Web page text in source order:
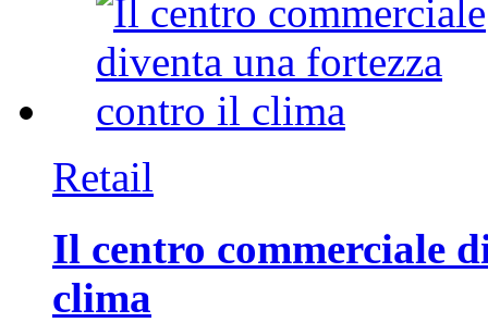
Retail
Il centro commerciale
clima